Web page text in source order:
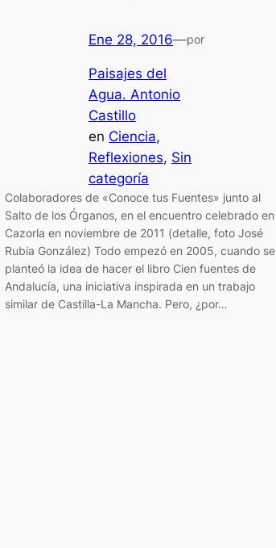
Ene 28, 2016—por
Paisajes del
Agua. Antonio
Castillo
en Ciencia
Reflexiones, Sin
categoría
Colaboradores de «Conoce tus Fuentes» junto al
Salto de los Órganos, en el encuentro celebrado en
Cazorla en noviembre de 2011 (detalle, foto José
Rubia González) Todo empezó en 2005, cuando se
planteó la idea de hacer el libro Cien fuentes de
Andalucía, una iniciativa inspirada en un trabajo
similar de Castilla-La Mancha. Pero, ¿por…